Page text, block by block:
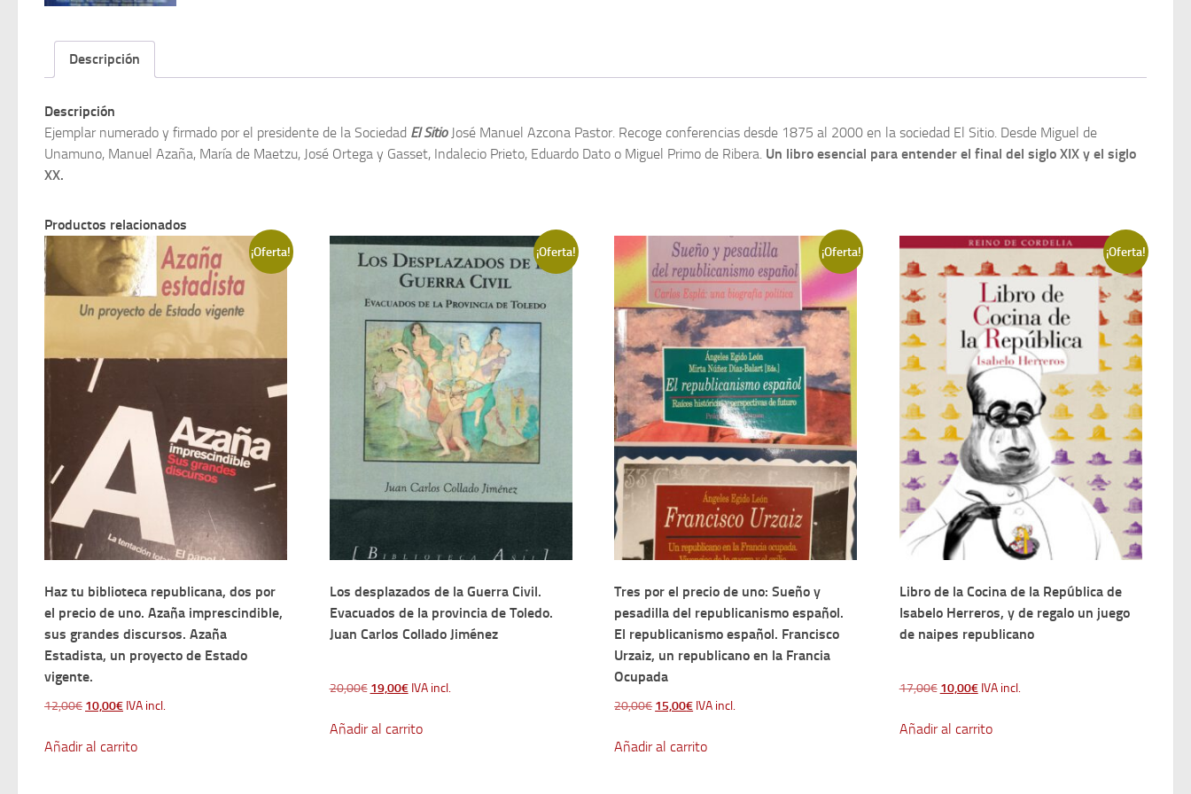
Descripción
Descripción
Ejemplar numerado y firmado por el presidente de la Sociedad El SitioJosé Manuel Azcona Pastor. Recoge conferencias desde 1875 al 2000 en la sociedad El Sitio. Desde Miguel de
Unamuno, Manuel Azaña, María de Maetzu, José Ortega y Gasset, Indalecio Prieto, Eduardo Dato o Miguel Primo de Ribera. Un libro esencial para entender el final del siglo XIX y el siglo
XX.
Productos relacionados
¡Oferta!
Haz tu biblioteca republicana, dos por
el precio de uno. Azaña imprescindible,
sus grandes discursos. Azaña
Estadista, un proyecto de Estado
vigente.
12,00€ El
original
10,00€El
actual
IVA incl.
Añadir al carrito
¡Oferta!
Los desplazados de la Guerra Civil.
Evacuados de la provincia de Toledo.
Juan Carlos Collado Jiménez
20,00€ El
original
19,00€El
actual
IVA incl.
Añadir al carrito
¡Oferta!
Tres por el precio de uno: Sueño y
pesadilla del republicanismo español.
El republicanismo español. Francisco
Urzaiz, un republicano en la Francia
Ocupada
20,00€ El
original
15,00€El
actual
IVA incl.
Añadir al carrito
¡Oferta!
Libro de la Cocina de la República de
Isabelo Herreros, y de regalo un juego
de naipes republicano
17,00€ El
original
10,00€El
actual
IVA incl.
Añadir al carrito